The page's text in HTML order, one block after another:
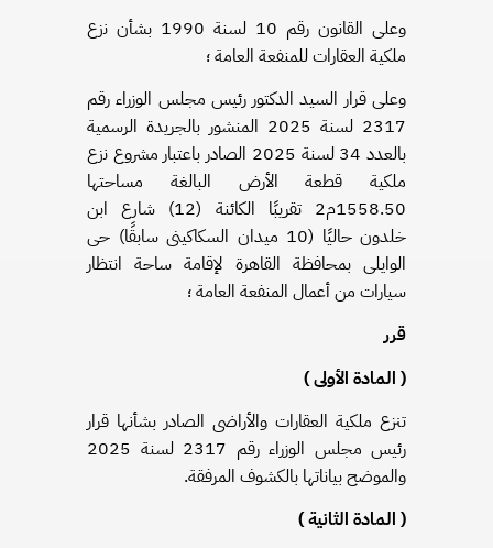
وعلى القانون رقم 10 لسنة 1990 بشأن نزع
ملكية العقارات للمنفعة العامة ؛
وعلى قرار السيد الدكتور رئيس مجلس الوزراء رقم
2317 لسنة 2025 المنشور بالجريدة الرسمية
بالعدد 34 لسنة 2025 الصادر باعتبار مشروع نزع
ملكية قطعة الأرض البالغة مساحتها
1558.50م2 تقريبًا الكائنة (12) شارع ابن
خلدون حاليًا (10 ميدان السكاكينى سابقًا) حى
الوايلى بمحافظة القاهرة لإقامة ساحة انتظار
سيارات من أعمال المنفعة العامة ؛
قرر
( المادة الأولى )
تنزع ملكية العقارات والأراضى الصادر بشأنها قرار
رئيس مجلس الوزراء رقم 2317 لسنة 2025
والموضح بياناتها بالكشوف المرفقة.
( المادة الثانية )